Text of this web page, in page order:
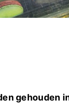
gehouden